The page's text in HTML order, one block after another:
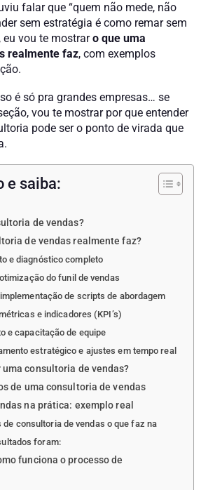
falar que “quem não mede, não
sem estratégia é como remar sem
eu vou te mostraro que uma
realmente faz, com exemplos
é só pra grandes empresas… se
vou te mostrar por que entender
pode ser o ponto de virada que
e saiba:
de vendas?
de vendas realmente faz?
e diagnóstico completo
do funil de vendas
de scripts de abordagem
e indicadores (KPI’s)
e capacitação de equipe
estratégico e ajustes em tempo real
consultoria de vendas?
de uma consultoria de vendas
na prática: exemplo real
de consultoria de vendas o que faz na
foram:
funciona o processo de